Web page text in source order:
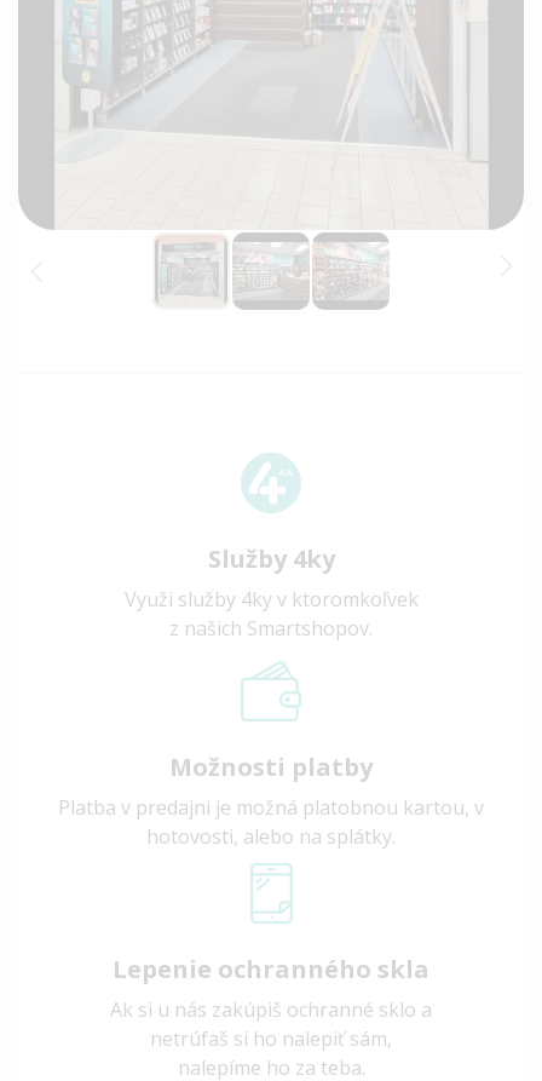
Služby 4ky
Využi služby 4ky v ktoromkoľvek
z našich Smartshopov.
Možnosti platby
Platba v predajni je možná platobnou kartou, v
hotovosti, alebo na splátky.
Lepenie ochranného skla
Ak si u nás zakúpiš ochranné sklo a
netrúfaš si ho nalepiť sám,
nalepíme ho za teba.